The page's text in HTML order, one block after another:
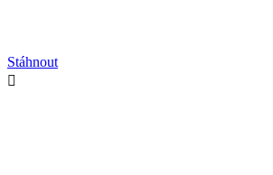
Stáhnout
